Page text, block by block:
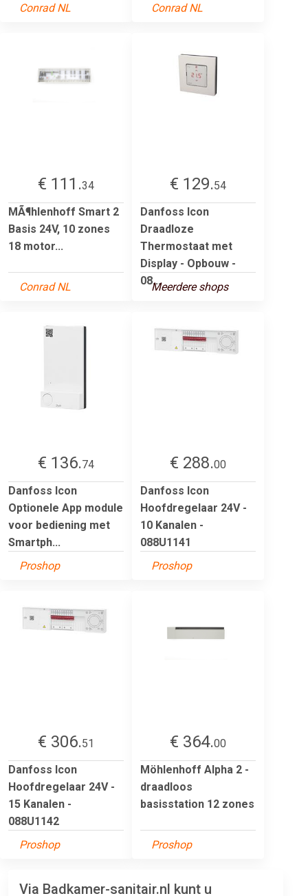
Conrad NL
Conrad NL
€ 111.34
MÃ¶hlenhoff Smart 2
Basis 24V, 10 zones
18 motor...
Conrad NL
€ 129.54
Danfoss Icon
Draadloze
Thermostaat met
Display - Opbouw -
08...Meerdere shops
€ 136.74
Danfoss Icon
Optionele App module
voor bediening met
Smartph...
Proshop
€ 288.00
Danfoss Icon
Hoofdregelaar 24V -
10 Kanalen -
088U1141
Proshop
€ 306.51
Danfoss Icon
Hoofdregelaar 24V -
15 Kanalen -
088U1142
Proshop
€ 364.00
Möhlenhoff Alpha 2 -
draadloos
basisstation 12 zones
Proshop
Via Badkamer-sanitair.nl kunt u